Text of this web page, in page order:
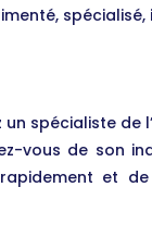
spécialiste
vous de son
et